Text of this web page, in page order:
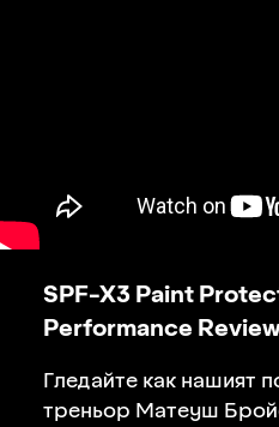
SPF-X3 Paint
Performance
Гледайте как нашият
треньор Матеуш Брой